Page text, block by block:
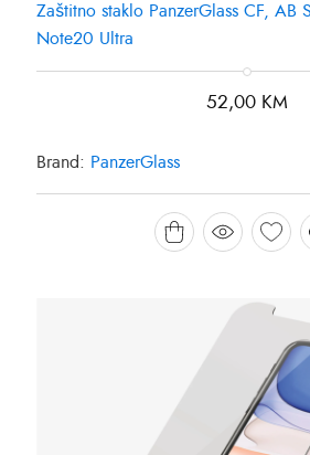
Zaštitno staklo PanzerGlass CF, AB
Note20 Ultra
52,00 KM
Brand: PanzerGlass